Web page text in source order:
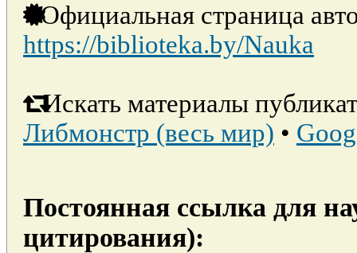
Официальная страница
https://biblioteka.by/Nauka
Искать материалы
Либмонстр (весь мир) •
Постоянная ссылка для
цитирования):